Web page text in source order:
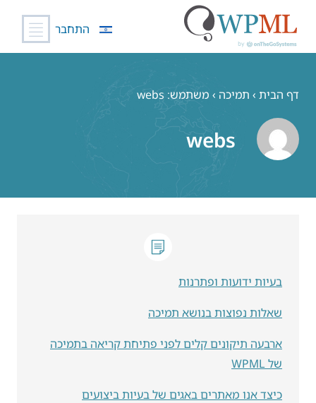
התחבר
דף הבית › תמיכה › משתמש: webs
webs
בעיות ידועות ופתרנות
שאלות נפוצות בנושא תמיכה
ארבעה תיקונים קלים לפני פתיחת קריאה בתמיכה
של WPML
כיצד אנו מאתרים באגים של בעיות ביצועים